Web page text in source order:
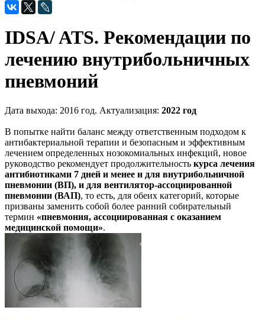
IDSA/ ATS. Рекомендации по
лечению внутрибольничных
пневмоний
Дата выхода: 2016 год. Актуализация: 2022 год
В попытке найти баланс между ответственным подходом к
антибактериальной терапии и безопасным и эффективным
лечением определенных нозокомиальных инфекций, новое
руководство рекомендует продолжительность курса лечения
антибиотиками 7 дней и менее и для внутрибольничной
пневмонии (ВП), и для вентилятор-ассоциированной
пневмонии (ВАП), то есть, для обеих категорий, которые
призваны заменить собой более ранний собирательный
термин «пневмония, ассоциированная с оказанием
медицинской помощи».